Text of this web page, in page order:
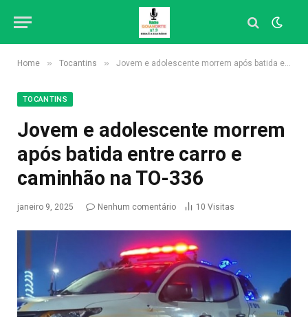
Home » Tocantins » Jovem e adolescente morrem após batida entre carro e caminhão na TO-336
TOCANTINS
Jovem e adolescente morrem
após batida entre carro e
caminhão na TO-336
janeiro 9, 2025 Nenhum comentário 10 Visitas